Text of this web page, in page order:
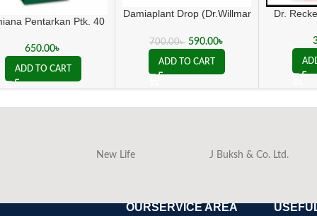
Pentarkan Ptk. 40
650.00৳
ADD TO CART
Damiaplant Drop (Dr.Willmar
700.00৳ 590.00৳
ADD TO CART
Dr.
New Life J Buksh & Co. Ltd.
OURSERVICE AREA